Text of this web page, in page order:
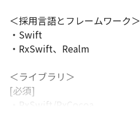
＜採用言語とフレームワーク＞
・Swift
・RxSwift、Realm
＜ライブラリ＞
[必須]
・RxSwift/RxCocoa